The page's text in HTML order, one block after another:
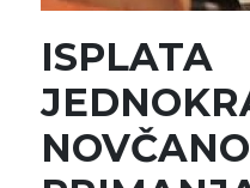
ISPLATA